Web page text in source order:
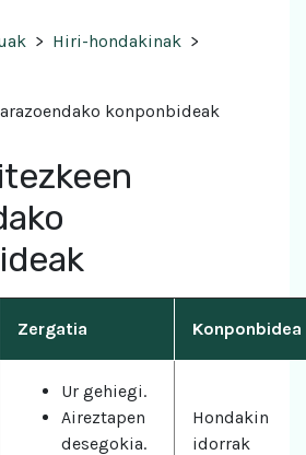
> Hiri-hondakinak >
konponbideak
Zergatia Konponbidea
Ur gehiegi.
Aireztapen
desegokia.
Hondakin
idorrak